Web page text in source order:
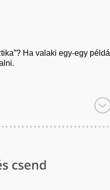
Ha valaki egy-egy